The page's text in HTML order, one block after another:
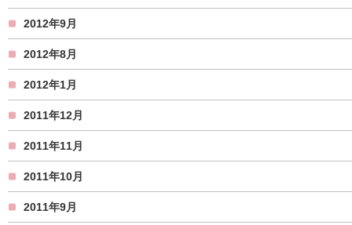
2012年9月
2012年8月
2012年1月
2011年12月
2011年11月
2011年10月
2011年9月